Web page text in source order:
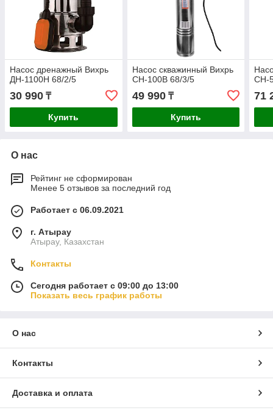
Насос дренажный Вихрь
ДН-1100Н 68/2/5
30 990 ₸
Купить
Насос скважинный Вихрь
СН-100В 68/3/5
49 990₸
Купить
СН-
71
О нас
Рейтинг не сформирован
Менее 5 отзывов за последний год
Работает с 06.09.2021
г. Атырау
Атырау, Казахстан
Контакты
Сегодня работает с 09:00 до 13:00
Показать весь график работы
О нас
Контакты
Доставка и оплата